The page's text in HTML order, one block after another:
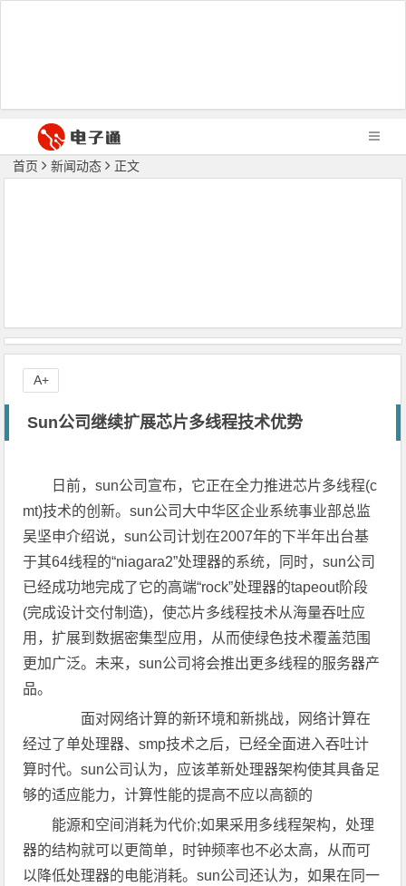
首页 新闻动态 正文
Sun公司继续扩展芯片多线程技术优势
日前，sun公司宣布，它正在全力推进芯片多线程(c
mt)技术的创新。sun公司大中华区企业系统事业部总监
吴坚申介绍说，sun公司计划在2007年的下半年出台基
于其64线程的“niagara2”处理器的系统，同时，sun公司
已经成功地完成了它的高端“rock”处理器的tapeout阶段
(完成设计交付制造)，使芯片多线程技术从海量吞吐应
用，扩展到数据密集型应用，从而使绿色技术覆盖范围
更加广泛。未来，sun公司将会推出更多线程的服务器产
品。
面对网络计算的新环境和新挑战，网络计算在
经过了单处理器、smp技术之后，已经全面进入吞吐计
算时代。sun公司认为，应该革新处理器架构使其具备足
够的适应能力，计算性能的提高不应以高额的
能源和空间消耗为代价;如果采用多线程架构，处理
器的结构就可以更简单，时钟频率也不必太高，从而可
以降低处理器的电能消耗。sun公司还认为，如果在同一
A+